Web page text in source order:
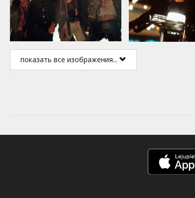
показать все изображения...